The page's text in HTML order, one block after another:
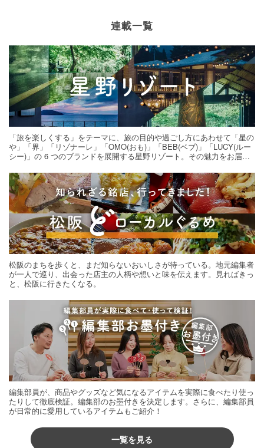
連載一覧
「旅を楽しくする」をテーマに、旅の目的や過ごし方にあわせて「星の
や」「界」「リゾナーレ」「OMO(おも)」「BEB(ベブ)」「LUCY(ルー
シー)」の 6 つのブランドを展開する星野リゾート。その魅力をお届け
松阪のまちを歩くと、まだ知らないおいしさが待っている。地元編集者
が一人で巡り、出会った店主の人柄や想いと味を伝えます。見ればきっ
と、松阪に行きたくなる。
編集部員が、商品やグッズなど気になるアイテムを実際に食べたり使っ
たりして徹底検証。編集部のお墨付きを決定します。さらに、編集部員
が日常的に愛用しているアイテムもご紹介！
一覧を見る